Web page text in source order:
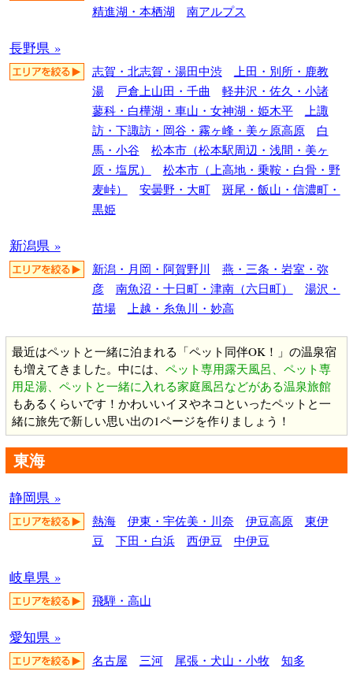
精進湖・本栖湖
南アルプス
長野県 »
志賀・北志賀・湯田中渋
上田・別所・鹿教
湯
戸倉上山田・千曲
軽井沢・佐久・小諸
蓼科・白樺湖・車山・女神湖・姫木平
上諏
訪・下諏訪・岡谷・霧ヶ峰・美ヶ原高原
白
馬・小谷
松本市（松本駅周辺・浅間・美ヶ
原・塩尻）
松本市（上高地・乗鞍・白骨・野
麦峠）
安曇野・大町
斑尾・飯山・信濃町・
黒姫
新潟県 »
新潟・月岡・阿賀野川
燕・三条・岩室・弥
彦
南魚沼・十日町・津南（六日町）
湯沢・
苗場
上越・糸魚川・妙高
最近はペットと一緒に泊まれる「ペット同伴OK！」の温泉宿
も増えてきました。中には、 ペット専用露天風呂、ペット専
用足湯、ペットと一緒に入れる家庭風呂などがある温泉旅館
もあるくらいです！かわいいイヌやネコといったペットと一
緒に旅先で新しい思い出の1ページを作りましょう！
東海
静岡県 »
熱海 伊東・宇佐美・川奈 伊豆高原
東伊
豆
下田・白浜 西伊豆 中伊豆
岐阜県 »
飛騨・高山
愛知県 »
名古屋 三河 尾張・犬山・小牧 知多